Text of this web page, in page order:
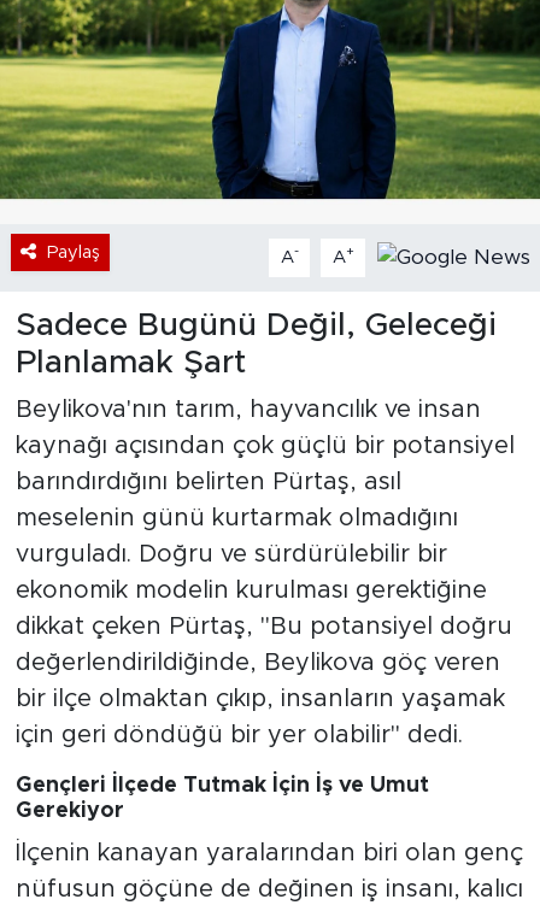
Paylaş A- A+
Sadece Bugünü Değil, Geleceği
Planlamak Şart
Beylikova'nın tarım, hayvancılık ve insan
kaynağı açısından çok güçlü bir potansiyel
barındırdığını belirten Pürtaş, asıl
meselenin günü kurtarmak olmadığını
vurguladı. Doğru ve sürdürülebilir bir
ekonomik modelin kurulması gerektiğine
dikkat çeken Pürtaş, "Bu potansiyel doğru
değerlendirildiğinde, Beylikova göç veren
bir ilçe olmaktan çıkıp, insanların yaşamak
için geri döndüğü bir yer olabilir" dedi.
Gençleri İlçede Tutmak İçin İş ve Umut
Gerekiyor
İlçenin kanayan yaralarından biri olan genç
nüfusun göçüne de değinen iş insanı, kalıcı
Dünya
Sektör